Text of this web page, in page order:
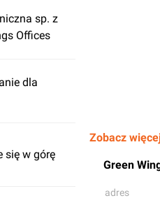
sp. z
Offices
dla
się w górę
Zobacz
Green
adres